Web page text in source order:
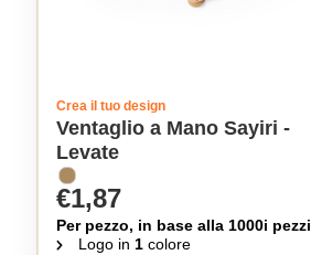
Crea il tuo design
Ventaglio a Mano Sayiri -
Levate
€1,87
Per pezzo, in base alla 1000i pezzi
Logo in 1colore